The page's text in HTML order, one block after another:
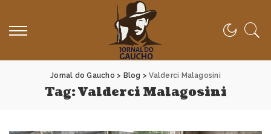
Jornal do Gaucho > Blog >Valderci Malagosini
Tag:Valderci Malagosini